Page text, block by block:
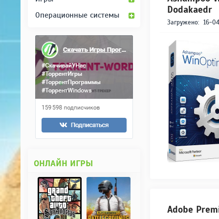
Dodakaedr
Загружено: 16-
Adobe
Операционные системы
ОНЛАЙН ИГРЫ